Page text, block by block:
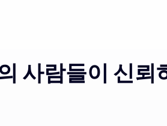
사람들이 신뢰